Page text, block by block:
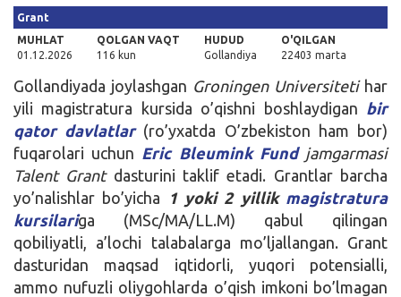
Grant
MUHLAT
01.12.2026
QOLGAN VAQT
116 kun
HUDUD
Gollandiya
O'QILGAN
22403 marta
Gollandiyada joylashgan Groningen Universitetihar
yili magistratura kursida o’qishni boshlaydigan bir
qator davlatlar(ro’yxatda O’zbekiston ham bor)
fuqarolari uchun Eric Bleumink Fund jamgarmasi
Talent Grantdasturini taklif etadi. Grantlar barcha
yo’nalishlar bo’yicha
1 yoki 2 yillik magistratura
kursilariga (MSc/MA/LL.M) qabul qilingan
qobiliyatli, a’lochi talabalarga mo’ljallangan. Grant
dasturidan maqsad iqtidorli, yuqori potensialli,
ammo nufuzli oliygohlarda o’qish imkoni bo’lmagan